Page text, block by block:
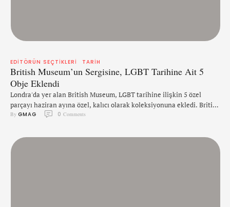
EDITÖRÜN SEÇTIKLERI TARIH
British Museum’un Sergisine, LGBT Tarihine Ait 5
Obje Eklendi
Londra'da yer alan British Museum, LGBT tarihine ilişkin 5 özel
parçayı haziran ayına özel, kalıcı olarak koleksiyonuna ekledi. British
Museum'un 'Interpretation and Volunteers (Tercüme ve Gönüllüler)'
LGBT objesini müzemizde sergilemekten mutluluk duyuyoruz," dedi.
"Sergiye eklediğimiz yeni objeler, eşcinsel aşkı ve arzuyu, cinsiyet
By GMAG 0 Comments